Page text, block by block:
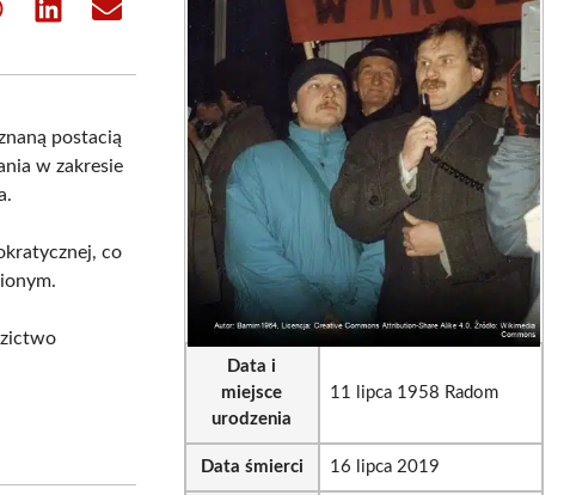
Share Share
postacią
w zakresie
co
Data i
miejsce
urodzenia
11 lipca 1958 Radom
Data śmierci 16 lipca 2019